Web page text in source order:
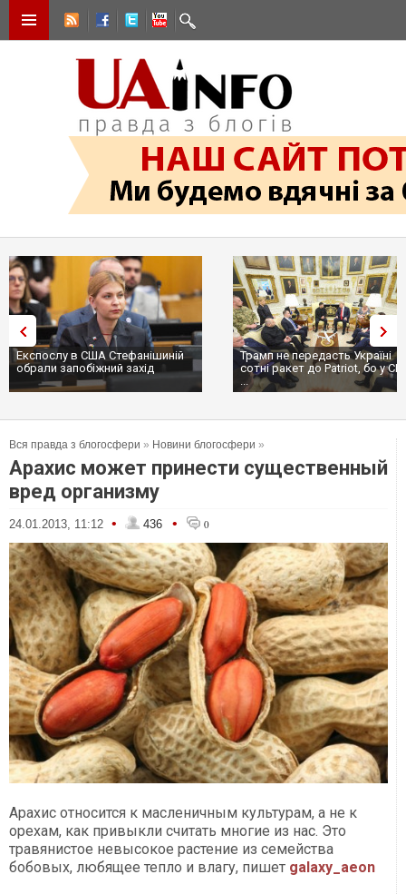
Експослу в США Стефанішиній
обрали запобіжний захід
Трамп не передасть Україні
сотні ракет до Patriot, бо у
...
Вся правда з блогосфери » Новини блогосфери »
Арахис может принести существенный
вред организму
24.01.2013, 11:12 • 436 • 0
Арахис относится к масленичным культурам, а не к
орехам, как привыкли считать многие из нас. Это
травянистое невысокое растение из семейства
бобовых, любящее тепло и влагу, пишет galaxy_aeon